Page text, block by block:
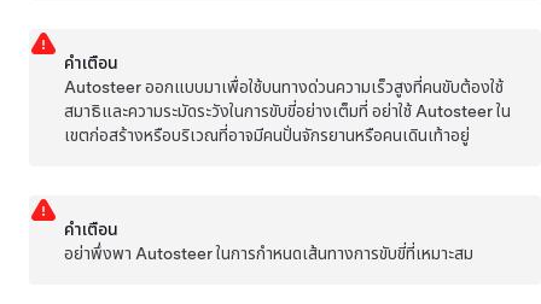
คำเตือน
Autosteerออกแบบมาเพื่อใช้บนทางด่วนความเร็วสูงที่คนขับต้องใช้
สมาธิและความระมัดระวังในการขับขี่อย่างเต็มที่ อย่าใช้ Autosteerใน
เขตก่อสร้างหรือบริเวณที่อาจมีคนปั่นจักรยานหรือคนเดินเท้าอยู่
คำเตือน
อย่าพึ่งพา Autosteerในการกำหนดเส้นทางการขับขี่ที่เหมาะสม